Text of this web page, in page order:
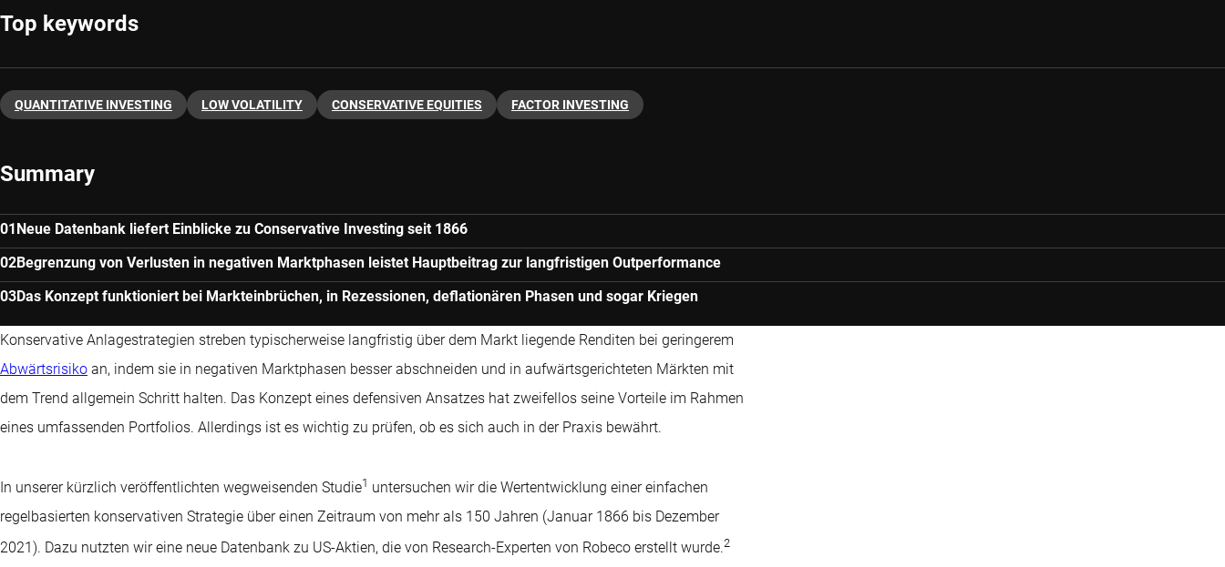
Top keywords
QUANTITATIVE INVESTING LOW VOLATILITY CONSERVATIVE EQUITIES FACTOR INVESTING
Summary
Neue Datenbank liefert Einblicke zu Conservative Investing seit 1866
Begrenzung von Verlusten in negativen Marktphasen leistet Hauptbeitrag zur langfristigen Outperformance
Das Konzept funktioniert bei Markteinbrüchen, in Rezessionen, deflationären Phasen und sogar Kriegen
Konservative Anlagestrategien streben typischerweise langfristig über dem Markt liegende Renditen bei geringerem
Abwärtsrisiko an, indem sie in negativen Marktphasen besser abschneiden und in aufwärtsgerichteten Märkten mit
dem Trend allgemein Schritt halten. Das Konzept eines defensiven Ansatzes hat zweifellos seine Vorteile im Rahmen
eines umfassenden Portfolios. Allerdings ist es wichtig zu prüfen, ob es sich auch in der Praxis bewährt.
In unserer kürzlich veröffentlichten wegweisenden Studie1 untersuchen wir die Wertentwicklung einer einfachen
regelbasierten konservativen Strategie über einen Zeitraum von mehr als 150 Jahren (Januar 1866 bis Dezember
2021). Dazu nutzten wir eine neue Datenbank zu US-Aktien, die von Research-Experten von Robeco erstellt wurde.2